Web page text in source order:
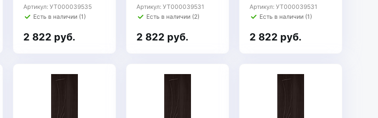
Артикул: УТ000039535
Есть в наличии (1)
2 822 руб.
Артикул: УТ000039531
Есть в наличии (2)
2 822 руб.
Артикул: УТ000039531
Есть в наличии (1)
2 822 руб.